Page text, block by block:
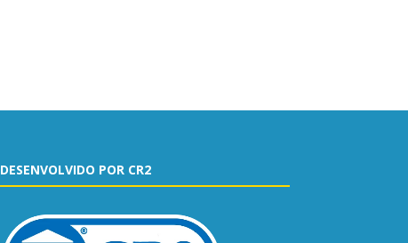
DESENVOLVIDO POR CR2